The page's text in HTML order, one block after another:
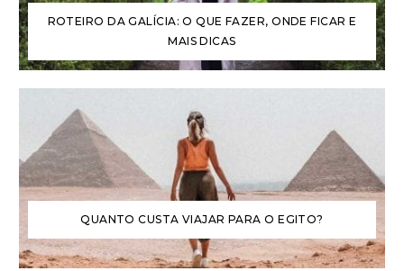
ROTEIRO DA GALÍCIA: O QUE FAZER, ONDE FICAR E
MAIS DICAS
QUANTO CUSTA VIAJAR PARA O EGITO?